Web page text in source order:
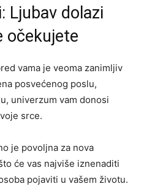
Ljubav dolazi
očekujete
vama je veoma zanimljiv
posvećenog poslu,
univerzum vam donosi
srce.
je povoljna za nova
će vas najviše iznenaditi
pojaviti u vašem životu.